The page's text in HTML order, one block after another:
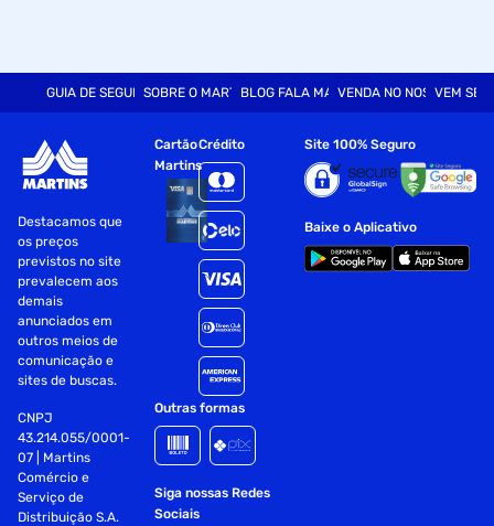
GUIA DE SEGURANÇASOBRE O MARTINSBLOG FALA MARTVENDA NO NOSSO SITE
VEM SER
Destacamos que
os preços
previstos no site
prevalecem aos
demais
anunciados em
outros meios de
comunicação e
sites de buscas.
CNPJ
43.214.055/0001-
07 | Martins
Comércio e
Serviço de
Distribuição S.A.
Cartão
Martins
Crédito
Outras formas
Siga nossas Redes
Sociais
Site 100% Seguro
Baixe o Aplicativo